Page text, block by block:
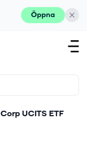
Öppna
UCITS ETF